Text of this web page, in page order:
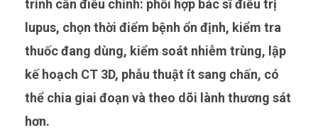
trình cần điều chỉnh: phối hợp bác sĩ điều trị
lupus, chọn thời điểm bệnh ổn định, kiểm tra
thuốc đang dùng, kiểm soát nhiễm trùng, lập
kế hoạch CT 3D, phẫu thuật ít sang chấn, có
thể chia giai đoạn và theo dõi lành thương sát
hơn.